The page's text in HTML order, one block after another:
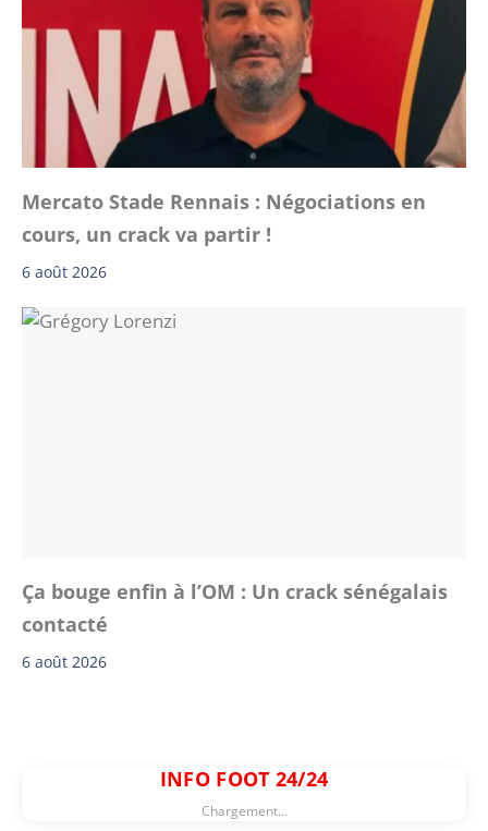
Mercato Stade Rennais : Négociations en
cours, un crack va partir !
6 août 2026
Ça bouge enfin à l’OM : Un crack sénégalais
contacté
6 août 2026
INFO FOOT 24/24
Chargement...